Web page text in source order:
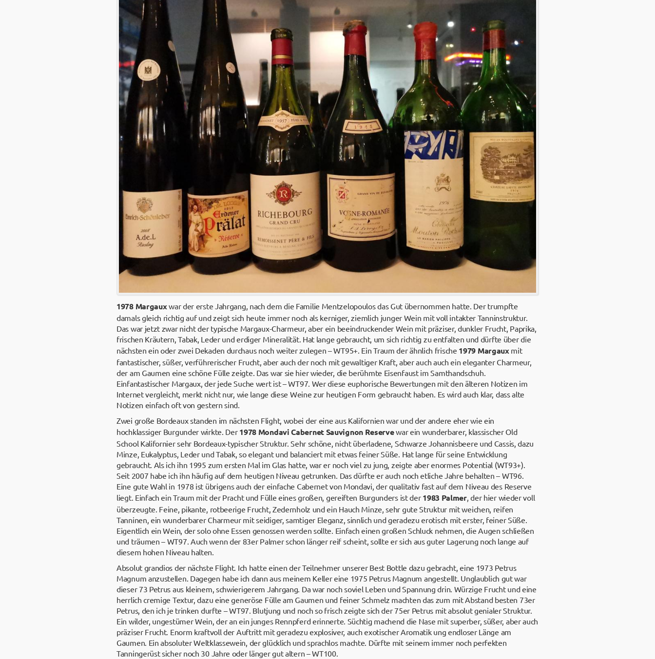
1978 Margauxwar der erste Jahrgang, nach dem die Familie Mentzelopoulos das Gut übernommen hatte. Der trumpfte
damals gleich richtig auf und zeigt sich heute immer noch als kerniger, ziemlich junger Wein mit voll intakter Tanninstruktur.
Das war jetzt zwar nicht der typische Margaux-Charmeur, aber ein beeindruckender Wein mit präziser, dunkler Frucht, Paprika,
frischen Kräutern, Tabak, Leder und erdiger Mineralität. Hat lange gebraucht, um sich richtig zu entfalten und dürfte über die
nächsten ein oder zwei Dekaden durchaus noch weiter zulegen – WT95+. Ein Traum der ähnlich frische 1979 Margauxmit
fantastischer, süßer, verführerischer Frucht, aber auch der noch mit gewaltiger Kraft, aber auch auch ein eleganter Charmeur,
der am Gaumen eine schöne Fülle zeigte. Das war sie hier wieder, die berühmte Eisenfaust im Samthandschuh.
Einfantastischer Margaux, der jede Suche wert ist – WT97. Wer diese euphorische Bewertungen mit den älteren Notizen im
Internet vergleicht, merkt nicht nur, wie lange diese Weine zur heutigen Form gebraucht haben. Es wird auch klar, dass alte
Notizen einfach oft von gestern sind.
Zwei große Bordeaux standen im nächsten Flight, wobei der eine aus Kalifornien war und der andere eher wie ein
hochklassiger Burgunder wirkte. Der 1978 Mondavi Cabernet Sauvignon Reservewar ein wunderbarer, klassischer Old
School Kalifornier sehr Bordeaux-typischer Struktur. Sehr schöne, nicht überladene, Schwarze Johannisbeere und Cassis, dazu
Minze, Eukalyptus, Leder und Tabak, so elegant und balanciert mit etwas feiner Süße. Hat lange für seine Entwicklung
gebraucht. Als ich ihn 1995 zum ersten Mal im Glas hatte, war er noch viel zu jung, zeigte aber enormes Potential (WT93+).
Seit 2007 habe ich ihn häufig auf dem heutigen Niveau getrunken. Das dürfte er auch noch etliche Jahre behalten – WT96.
Eine gute Wahl in 1978 ist übrigens auch der einfache Cabernet von Mondavi, der qualitativ fast auf dem Niveau des Reserve
liegt. Einfach ein Traum mit der Pracht und Fülle eines großen, gereiften Burgunders ist der 1983 Palmer, der hier wieder voll
überzeugte. Feine, pikante, rotbeerige Frucht, Zedernholz und ein Hauch Minze, sehr gute Struktur mit weichen, reifen
Tanninen, ein wunderbarer Charmeur mit seidiger, samtiger Eleganz, sinnlich und geradezu erotisch mit erster, feiner Süße.
Eigentlich ein Wein, der solo ohne Essen genossen werden sollte. Einfach einen großen Schluck nehmen, die Augen schließen
und träumen – WT97. Auch wenn der 83er Palmer schon länger reif scheint, sollte er sich aus guter Lagerung noch lange auf
diesem hohen Niveau halten.
Absolut grandios der nächste Flight. Ich hatte einen der Teilnehmer unserer Best Bottle dazu gebracht, eine 1973 Petrus
Magnum anzustellen. Dagegen habe ich dann aus meinem Keller eine 1975 Petrus Magnum angestellt. Unglaublich gut war
dieser 73 Petrus aus kleinem, schwierigerem Jahrgang. Da war noch soviel Leben und Spannung drin. Würzige Frucht und eine
herrlich cremige Textur, dazu eine generöse Fülle am Gaumen und feiner Schmelz machten das zum mit Abstand besten 73er
Petrus, den ich je trinken durfte – WT97. Blutjung und noch so frisch zeigte sich der 75er Petrus mit absolut genialer Struktur.
Ein wilder, ungestümer Wein, der an ein junges Rennpferd erinnerte. Süchtig machend die Nase mit superber, süßer, aber auch
präziser Frucht. Enorm kraftvoll der Auftritt mit geradezu explosiver, auch exotischer Aromatik ung endloser Länge am
Gaumen. Ein absoluter Weltklassewein, der glücklich und sprachlos machte. Dürfte mit seinem immer noch perfekten
Tanningerüst sicher noch 30 Jahre oder länger gut altern – WT100.